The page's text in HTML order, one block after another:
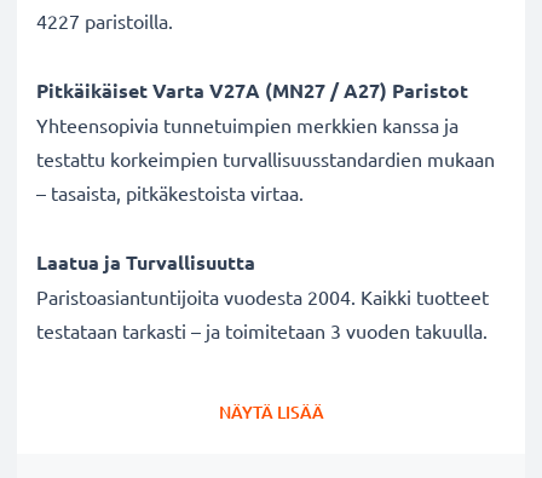
4227 paristoilla.
Pitkäikäiset Varta V27A (MN27 / A27) Paristot
Yhteensopivia tunnetuimpien merkkien kanssa ja
testattu korkeimpien turvallisuusstandardien mukaan
– tasaista, pitkäkestoista virtaa.
Laatua ja Turvallisuutta
Paristoasiantuntijoita vuodesta 2004. Kaikki tuotteet
testataan tarkasti – ja toimitetaan 3 vuoden takuulla.
Pariston tekniset tiedotNÄYTÄ LISÄÄ